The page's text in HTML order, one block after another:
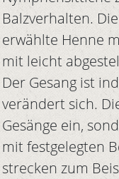
Balzverhalten.
erwählte Henne
mit leicht
Der Gesang ist
verändert sich.
Gesänge ein,
mit festgelegten
strecken zum